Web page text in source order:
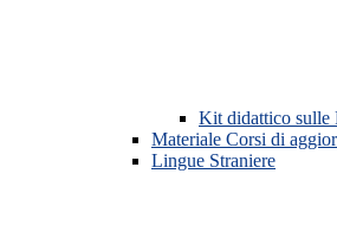
Kit didattico sulle
Materiale Corsi di
Lingue Straniere